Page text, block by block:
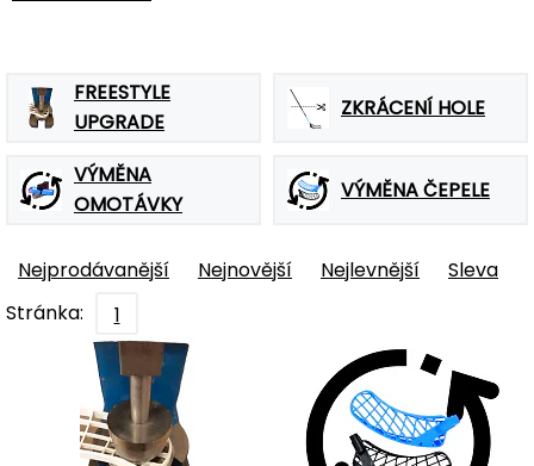
FREESTYLE
UPGRADE
ZKRÁCENÍ HOLE
VÝMĚNA
OMOTÁVKY
VÝMĚNA ČEPELE
Nejprodávanější Nejnovější Nejlevnější
Sleva
Stránka:
1